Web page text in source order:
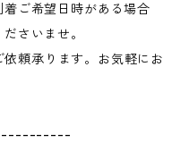
ご希望日時がある場合
さいませ。
頼承ります。お気軽にお